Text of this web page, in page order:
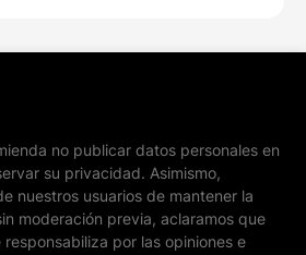
no publicar datos personales en
su privacidad. Asimismo,
nuestros usuarios de mantener la
moderación previa, aclaramos que
por las opiniones e